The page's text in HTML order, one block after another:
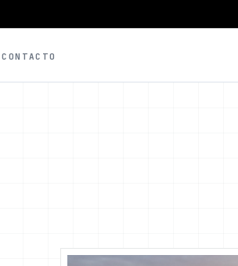
CONTACTO